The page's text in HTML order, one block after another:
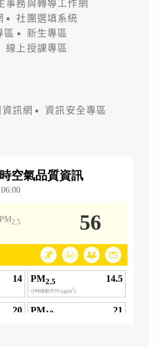
事務與轉導工作網
社團選填系統
區
新生專區
線上授課專區
訊網
資訊安全專區